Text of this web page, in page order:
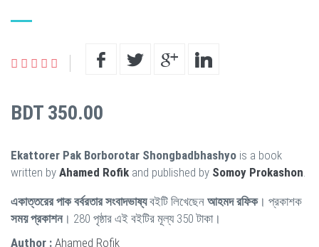
BDT 350.00
Ekattorer Pak Borborotar Shongbadbhashyo is a book
written by Ahamed Rofik and published by Somoy Prokashon
একাত্তরের পাক বর্বরতার সংবাদভাষ্যবইটি লিখেছেন আহমদ রফিক। প্রকাশক
সময় প্রকাশন। 280 পৃষ্ঠার এই বইটির মূল্য 350 টাকা।
Author : Ahamed Rofik